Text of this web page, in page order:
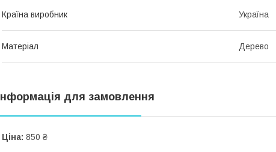
Країна виробник Україна
Матеріал Дерево
Інформація для замовлення
Ціна: 850 ₴